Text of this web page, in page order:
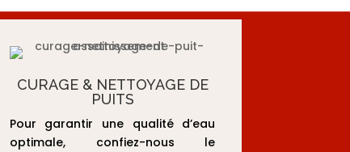
CURAGE & NETTOYAGE DE
PUITS
Pour garantir une qualité d’eau
optimale, confiez-nous le